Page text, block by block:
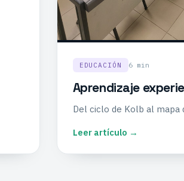
EDUCACIÓN 6 min
Aprendizaje
Del ciclo de Kolb al mapa
Leer artículo →